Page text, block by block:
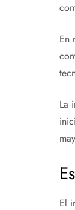
En
La
El